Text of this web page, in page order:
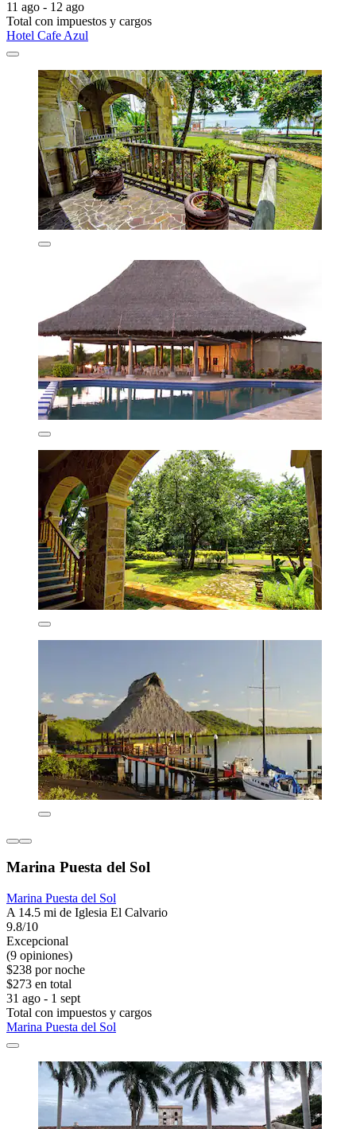
11 ago - 12 ago
Total con impuestos y cargos
Hotel Cafe Azul
Marina Puesta del Sol
Marina Puesta del Sol
A 14.5 mi de Iglesia El Calvario
9.8/10
Excepcional
(9 opiniones)
$238 por noche
$273 en total
31 ago - 1 sept
Total con impuestos y cargos
Marina Puesta del Sol